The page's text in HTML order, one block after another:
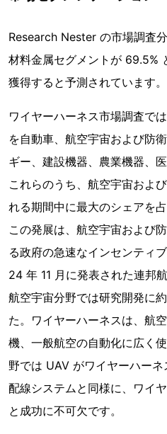
Research Nester の市場調査
材料金属セグメントが 69.5%
獲得すると予測されています。
ワイヤーハーネス市場調査で
を自動車、航空宇宙および防
ギー、建設機器、農業機器、
これらのうち、航空宇宙およ
れる期間中に最大のシェアを
この発展は、航空宇宙および
る政府の急速なインセンティ
24 年 11 月に発表された連邦
航空宇宙分野では研究開発に
た。ワイヤーハーネスは、航
機、一般航空の自動化に広く
野では UAV がワイヤーハー
配線システムと同様に、ワイ
と成功に不可欠です。